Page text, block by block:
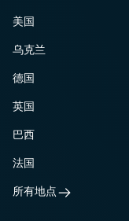
美国
乌克兰
德国
英国
巴西
法国
所有地点